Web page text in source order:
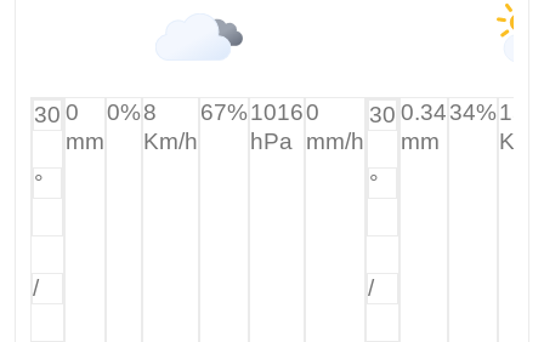
30
°
/
0
mm
0%8
Km/h
67%1016
hPa
0
mm/h
30
°
/
0.34
mm
34%15